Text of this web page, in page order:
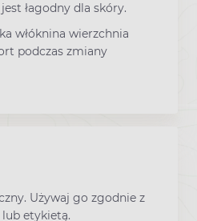
łagodny dla skóry.
włóknina wierzchnia
podczas zmiany
Używaj go zgodnie z
etykietą.